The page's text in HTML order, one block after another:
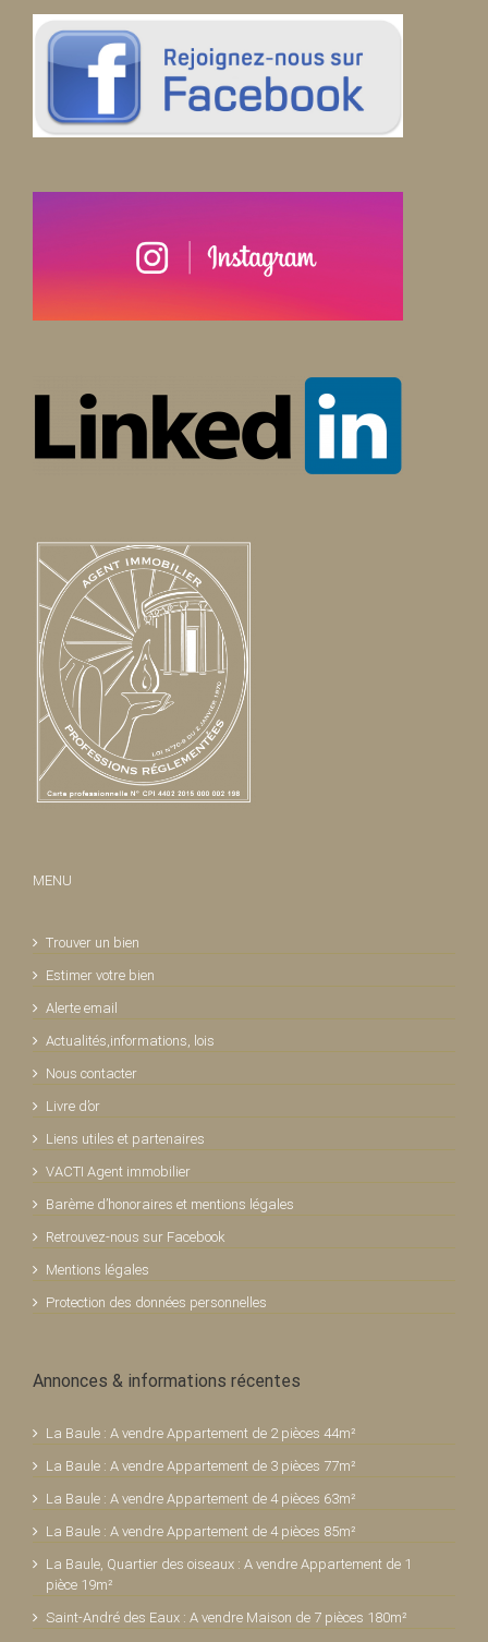
MENU
Trouver un bien
Estimer votre bien
Alerte email
Actualités,informations, lois
Nous contacter
Livre d’or
Liens utiles et partenaires
VACTI Agent immobilier
Barème d’honoraires et mentions légales
Retrouvez-nous sur Facebook
Mentions légales
Protection des données personnelles
Annonces & informations récentes
La Baule : A vendre Appartement de 2 pièces 44m²
La Baule : A vendre Appartement de 3 pièces 77m²
La Baule : A vendre Appartement de 4 pièces 63m²
La Baule : A vendre Appartement de 4 pièces 85m²
La Baule, Quartier des oiseaux : A vendre Appartement de 1
pièce 19m²
Saint-André des Eaux : A vendre Maison de 7 pièces 180m²